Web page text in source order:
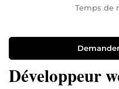
Temps de
Développeur